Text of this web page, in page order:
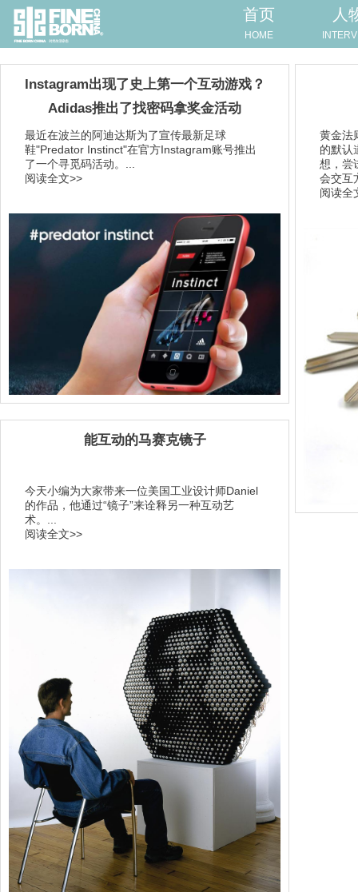
首页
HOME
人
Instagram出现了史上第一个互动游戏？
Adidas推出了找密码拿奖金活动
最近在波兰的阿迪达斯为了宣传最新足球
鞋"Predator Instinct"在官方Instagram账号推出
了一个寻觅码活动。...
阅读全文>>
黄金法
的默认
想，尝
会交互
阅读全
能互动的马赛克镜子
今天小编为大家带来一位美国工业设计师Daniel
的作品，他通过“镜子”来诠释另一种互动艺
术。...
阅读全文>>